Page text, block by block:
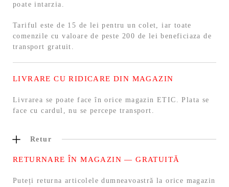
poate intarzia.
Tariful este de 15 de lei pentru un colet, iar toate
comenzile cu valoare de peste 200 de lei beneficiaza de
transport gratuit.
LIVRARE CU RIDICARE DIN MAGAZIN
Livrarea se poate face în orice magazin ETIC. Plata se
face cu cardul, nu se percepe transport.
Retur
RETURNARE ÎN MAGAZIN — GRATUITĂ
Puteți returna articolele dumneavoastră la orice magazin